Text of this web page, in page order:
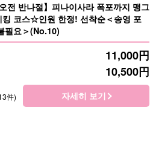
전 반나절】피나이사라 폭포까지 맹그
킹 코스☆인원 한정! 선착순＜송영 포
필요＞(No.10)
11,000円
10,500円
件) 자세히 보기